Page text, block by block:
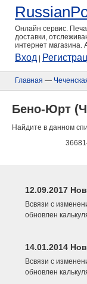
Онлайн сервис.
доставки,
интернет магазина.
Вход
Главная —
Бено-Юрт
Найдите в данном
12.09.2017
Всвязи с
обновлен
14.01.2014
Всвязи с
обновлен